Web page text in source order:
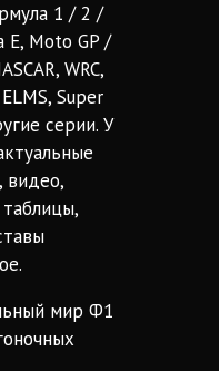
1 / 2 /
Е, Moto GP /
WRC,
Super
серии. У
видео,
мир Ф1